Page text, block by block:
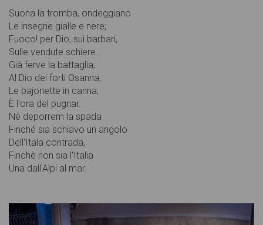
Suona la tromba, ondeggiano
Le insegne gialle e nere;
Fuoco! per Dio, sui barbari,
Sulle vendute schiere...
Già ferve la battaglia,
Al Dio dei forti Osanna,
Le bajonette in canna,
È l'ora del pugnar.
Nè deporrem la spada
Finché sia schiavo un angolo
Dell'Itala contrada,
Finchè non sia l'Italia
Una dall'Alpi al mar.